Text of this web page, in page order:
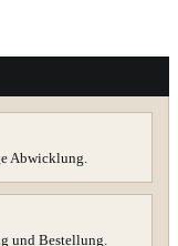
Abwicklung.
und Bestellung.